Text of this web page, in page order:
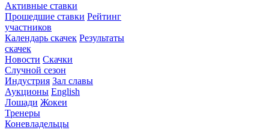
Активные ставки
Прошедшие ставки Рейтинг
участников
Календарь скачек Результаты
скачек
Новости Скачки
Случной сезон
Индустрия Зал славы
Аукционы English
Лошади Жокеи
Тренеры
Коневладельцы